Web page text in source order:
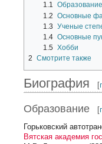
1.1 Образование
1.2 Основные
1.3 Ученые
1.4 Основные
1.5 Хобби
2 Смотрите также
Биография [
Образование [
Горьковский
Вятская академия